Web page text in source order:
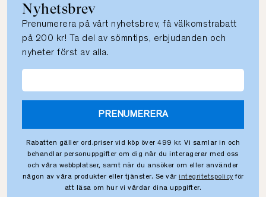
Nyhetsbrev
Prenumerera på vårt nyhetsbrev, få välkomstrabatt
på 200 kr! Ta del av sömntips, erbjudanden och
nyheter först av alla.
PRENUMERERA
Rabatten gäller ord.priser vid köp över 499 kr. Vi samlar in och
behandlar personuppgifter om dig när du interagerar med oss
och våra webbplatser, samt när du ansöker om eller använder
någon av våra produkter eller tjänster. Se vår integritetspolicy för
att läsa om hur vi vårdar dina uppgifter.